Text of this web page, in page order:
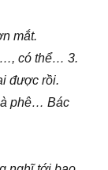
mắt.
có thể… 3.
được rồi.
phê… Bác